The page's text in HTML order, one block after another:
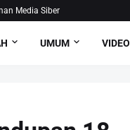
Media Siber
UMUM VIDEO